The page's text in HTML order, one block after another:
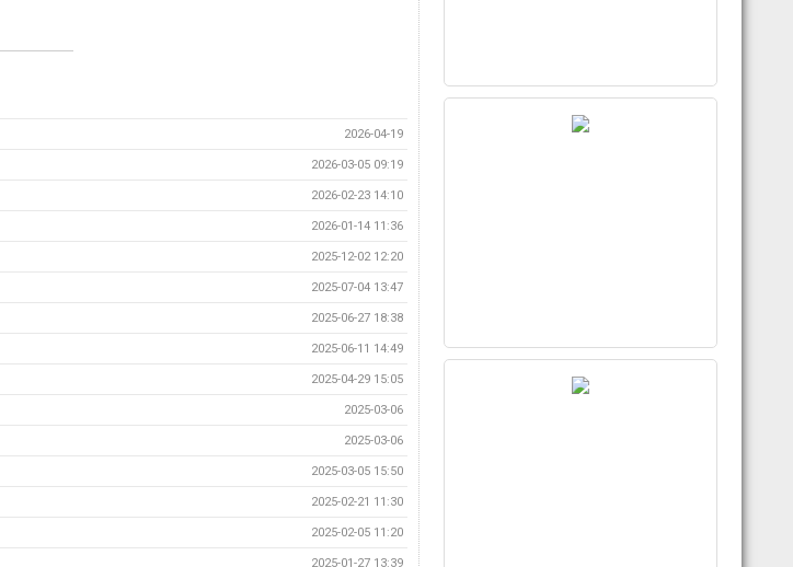
2026-04-19
2026-03-05 09:19
2026-02-23 14:10
2026-01-14 11:36
2025-12-02 12:20
2025-07-04 13:47
2025-06-27 18:38
2025-06-11 14:49
2025-04-29 15:05
2025-03-06
2025-03-06
2025-03-05 15:50
2025-02-21 11:30
2025-02-05 11:20
2025-01-27 13:39